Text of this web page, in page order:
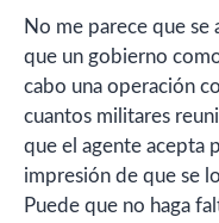
No me parece que
que un gobierno
cabo una operación
cuantos militares
que el agente acepta
impresión de que se
Puede que no haga